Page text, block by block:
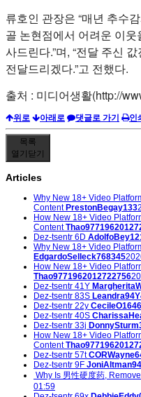
류호인 관장은 “매년 추수
골 논현점에서 어려운 이
사드린다.”며, “전달 주신
전달드리겠다.”고 전했다.
출처 : 미디어생활(http://
위로 아래로 댓글로 가기 인
목록
열기 닫기
Articles
Why New 18+ Video
Content PrestonBegay133
How New 18+ Video
Content
Dez-tsentr 6D
Why New 18+ Video
EdgardoSelleck768345
How New 18+ Video
Thao9771962012722756
Dez-tsentr 41Y
Dez-tsentr 83S
Dez-tsentr 22y
Dez-tsentr 40S
Dez-tsentr 33j
How New 18+ Video
Content
Dez-tsentr 57t
Dez-tsentr 9F
Why Is 男性硬度药,
01:59